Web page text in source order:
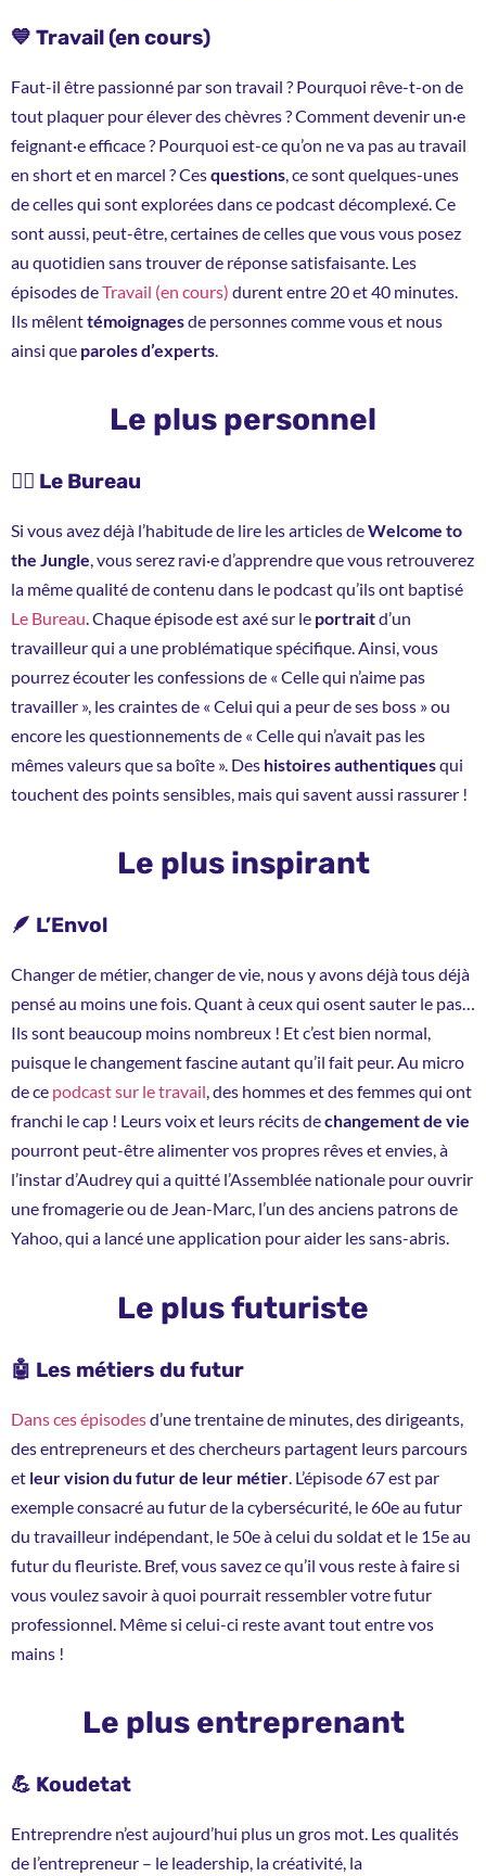
💙 Travail (en cours)
Faut-il être passionné par son travail ? Pourquoi rêve-t-on de
tout plaquer pour élever des chèvres ? Comment devenir un·e
feignant·e efficace ? Pourquoi est-ce qu’on ne va pas au travail
en short et en marcel ? Cesquestions , ce sont quelques-unes
de celles qui sont explorées dans ce podcast décomplexé. Ce
sont aussi, peut-être, certaines de celles que vous vous posez
au quotidien sans trouver de réponse satisfaisante. Les
épisodes deTravail (en cours) durent entre 20 et 40 minutes.
Ils mêlenttémoignagesde personnes comme vous et nous
ainsi que paroles d’experts
Le plus personnel
🦸‍♀️ Le Bureau
Si vous avez déjà l’habitude de lire les articles deWelcome to
the Jungle, vous serez ravi·e d’apprendre que vous retrouverez
la même qualité de contenu dans le podcast qu’ils ont baptisé
Le Bureau. Chaque épisode est axé sur le portraitd’un
travailleur qui a une problématique spécifique. Ainsi, vous
pourrez écouter les confessions de « Celle qui n’aime pas
travailler », les craintes de « Celui qui a peur de ses boss » ou
encore les questionnements de « Celle qui n’avait pas les
mêmes valeurs que sa boîte ». Des histoires authentiquesqui
touchent des points sensibles, mais qui savent aussi rassurer !
Le plus inspirant
🪶 L’Envol
Changer de métier, changer de vie, nous y avons déjà tous déjà
pensé au moins une fois. Quant à ceux qui osent sauter le pas…
Ils sont beaucoup moins nombreux ! Et c’est bien normal,
puisque le changement fascine autant qu’il fait peur. Au micro
de ce podcast sur le travail, des hommes et des femmes qui ont
franchi le cap ! Leurs voix et leurs récits dechangement de vie
pourront peut-être alimenter vos propres rêves et envies, à
l’instar d’Audrey qui a quitté l’Assemblée nationale pour ouvrir
une fromagerie ou de Jean-Marc, l’un des anciens patrons de
Yahoo, qui a lancé une application pour aider les sans-abris.
Le plus futuriste
🤖 Les métiers du futur
Dans ces épisodesd’une trentaine de minutes, des dirigeants,
des entrepreneurs et des chercheurs partagent leurs parcours
et leur vision du futur de leur métier. L’épisode 67 est par
exemple consacré au futur de la cybersécurité, le 60e au futur
du travailleur indépendant, le 50e à celui du soldat et le 15e au
futur du fleuriste. Bref, vous savez ce qu’il vous reste à faire si
vous voulez savoir à quoi pourrait ressembler votre futur
professionnel. Même si celui-ci reste avant tout entre vos
mains !
Le plus entreprenant
💪 Koudetat
Entreprendre n’est aujourd’hui plus un gros mot. Les qualités
de l’entrepreneur – le leadership, la créativité, la